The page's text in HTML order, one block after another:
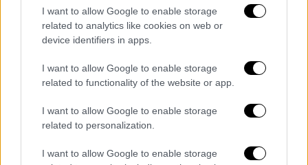
I want to allow Google to enable storage
related to analytics like cookies on web or
device identifiers in apps.
I want to allow Google to enable storage
related to functionality of the website or app.
I want to allow Google to enable storage
related to personalization.
I want to allow Google to enable storage
για Κιλιτσντάρογλου και Ιμάμογλου
Βρίσκεται, μάλιστα, σε μεγάλη κόντρα με τον
Εκρέμ Ιμάμογλου.
Οι δυο τους έχουνδιαβουλεύσεις επί
διαβουλεύσεων, με τον έναν
(Κιλιτσντάρογλου) να θέλει να καθίσει